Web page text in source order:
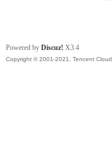
Powered by Discuz! X3.4
Copyright © 2001-2021, Tencent Cloud.